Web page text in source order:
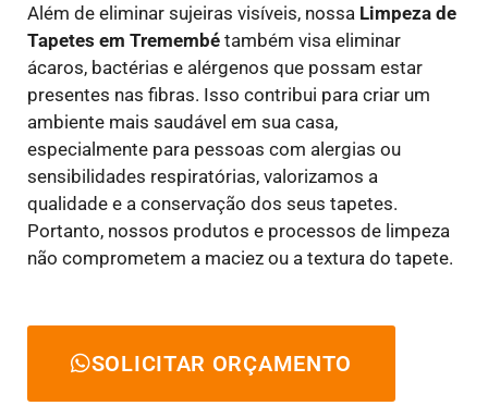
Além de eliminar sujeiras visíveis, nossa Limpeza de
Tapetes em Tremembé também visa eliminar
ácaros, bactérias e alérgenos que possam estar
presentes nas fibras. Isso contribui para criar um
ambiente mais saudável em sua casa,
especialmente para pessoas com alergias ou
sensibilidades respiratórias, valorizamos a
qualidade e a conservação dos seus tapetes.
Portanto, nossos produtos e processos de limpeza
não comprometem a maciez ou a textura do tapete.
SOLICITAR ORÇAMENTO